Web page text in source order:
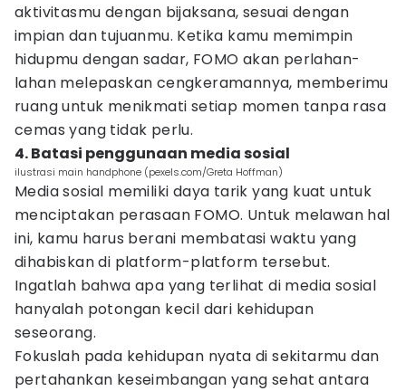
aktivitasmu dengan bijaksana, sesuai dengan
impian dan tujuanmu. Ketika kamu memimpin
hidupmu dengan sadar, FOMO akan perlahan-
lahan melepaskan cengkeramannya, memberimu
ruang untuk menikmati setiap momen tanpa rasa
cemas yang tidak perlu.
4. Batasi penggunaan media sosial
ilustrasi main handphone (pexels.com/Greta Hoffman)
Media sosial memiliki daya tarik yang kuat untuk
menciptakan perasaan FOMO. Untuk melawan hal
ini, kamu harus berani membatasi waktu yang
dihabiskan di platform-platform tersebut.
Ingatlah bahwa apa yang terlihat di media sosial
hanyalah potongan kecil dari kehidupan
seseorang.
Fokuslah pada kehidupan nyata di sekitarmu dan
pertahankan keseimbangan yang sehat antara